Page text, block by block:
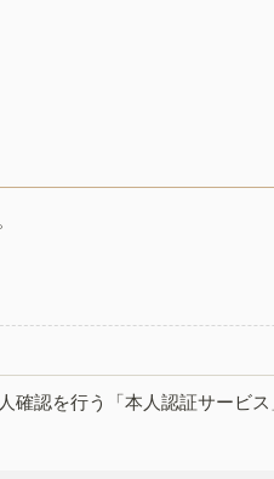
確認を行う「本人認証サービ